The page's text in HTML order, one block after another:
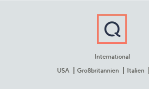
International
USA
Großbritannien Italien